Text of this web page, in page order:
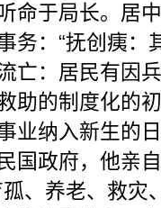
命于局长。居
务：“抚创痍
亡：居民有因
助的制度化的
业纳入新生的
国政府，他亲
、养老、救